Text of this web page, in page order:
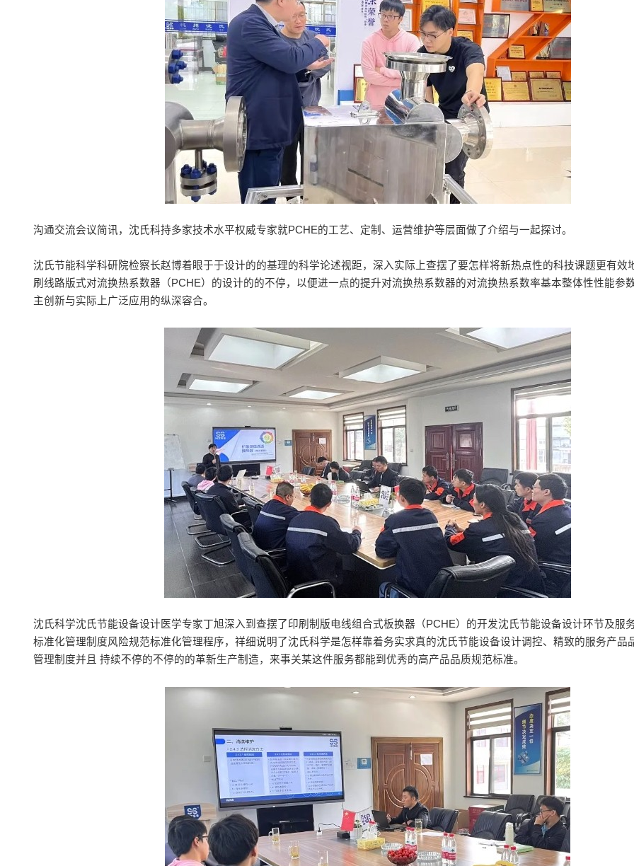
沟通交流会议简讯，沈氏科持多家技术水平权威专家就PCHE的工艺、定制、运营维护等层面做了介绍与一起探讨。
沈氏节能科学科研院检察长赵博着眼于于设计的的基理的科学论述视距，深入实际上查摆了要怎样将新热点性的科技课题更有效
刷线路版式对流换热系数器（PCHE）的设计的的不停，以便进一点的提升对流换热系数器的对流换热系数率基本整体性性能参
主创新与实际上广泛应用的纵深容合。
沈氏科学沈氏节能设备设计医学专家丁旭深入到查摆了印刷制版电线组合式板换器（PCHE）的开发沈氏节能设备设计环节及服
标准化管理制度风险规范标准化管理程序，祥细说明了沈氏科学是怎样靠着务实求真的沈氏节能设备设计调控、精致的服务产品
管理制度并且 持续不停的不停的的革新生产制造，来事关某这件服务都能到优秀的高产品品质规范标准。